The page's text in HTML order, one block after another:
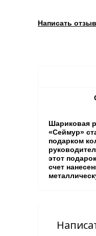
Написать отзыв
Шариковая
«Сеймур»
подарком
этот
счет